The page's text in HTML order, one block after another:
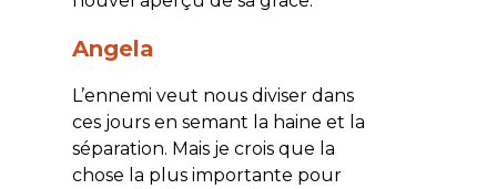
Angela
L’ennemi veut nous diviser dans
ces jours en semant la haine et la
séparation. Mais je crois que la
chose la plus importante pour